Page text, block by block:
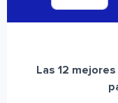
Las 12